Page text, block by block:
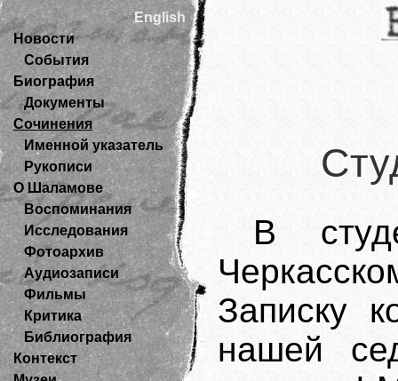
English
Новости
События
Биография
Документы
Сочинения
Именной указатель
Рукописи
О Шаламове
Воспоминания
Исследования
Фотоархив
Аудиозаписи
Фильмы
Критика
Библиография
Контекст
В
Записку
нашей